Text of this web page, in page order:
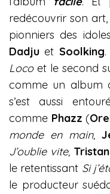
redécouvrir son art,
pionniers des
Dadju et Soolking
Loco et le second
comme un album
s’est aussi
comme Phazz (
monde en main,
J’oublie vite,
le retentissant Si
le producteur